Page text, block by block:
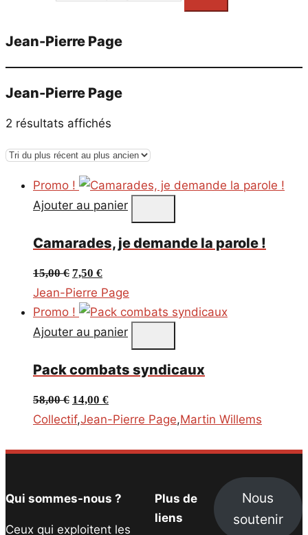
Jean-Pierre Page
Jean-Pierre Page
2 résultats affichés
plus
récent
au
plus
ancien
Promo !
Ajouter au panier
Camarades, je demande la parole !
15,00€ Le
prix
initial
était :
7,50 €Le
prix
actuel
est :
7,50 €.
Jean-Pierre Page
Promo !
Ajouter au panier
Pack combats syndicaux
58,00€ Le
prix
était :
14,00 €Le
prix
est :
Collectif,Jean-Pierre Page,Martin Willems
Qui sommes-nous ?
Ceux qui exploitent les
Plus de
liens
Nous
soutenir